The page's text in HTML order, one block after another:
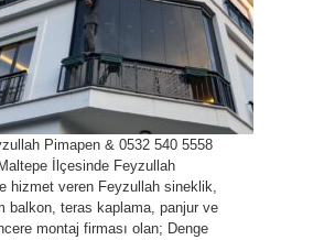
Pimapen & 0532 540 5558
İlçesinde Feyzullah
hizmet veren Feyzullah sineklik,
balkon, teras kaplama, panjur ve
montaj firması olan; Denge